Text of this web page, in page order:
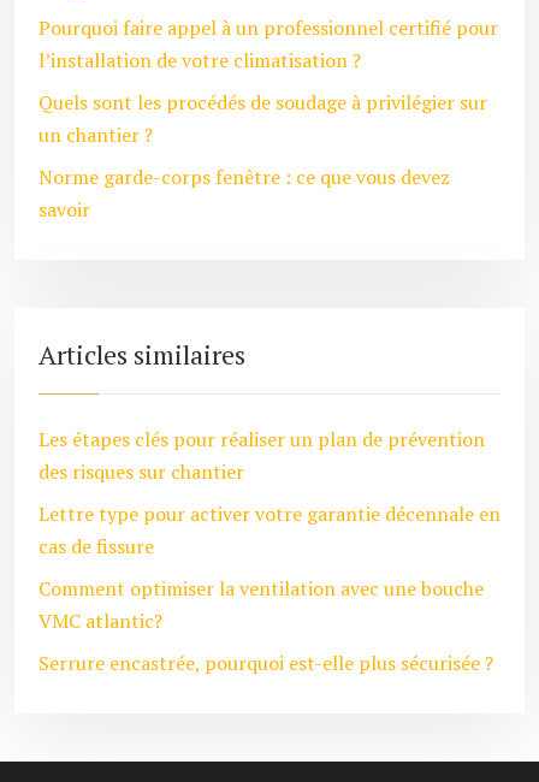
Pourquoi faire appel à un professionnel certifié pour
l’installation de votre climatisation ?
Quels sont les procédés de soudage à privilégier sur
un chantier ?
Norme garde-corps fenêtre : ce que vous devez
savoir
Articles similaires
Les étapes clés pour réaliser un plan de prévention
des risques sur chantier
Lettre type pour activer votre garantie décennale en
cas de fissure
Comment optimiser la ventilation avec une bouche
VMC atlantic?
Serrure encastrée, pourquoi est-elle plus sécurisée ?